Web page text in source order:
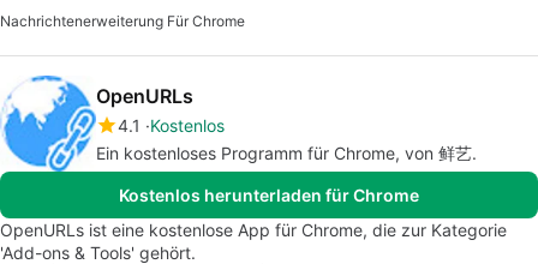
Nachrichtenerweiterung Für Chrome
OpenURLs
4.1
Kostenlos
Ein kostenloses Programm für Chrome, von 鲜艺.
Kostenlos herunterladen für Chrome
OpenURLs ist eine kostenlose App für Chrome, die zur Kategorie
'Add-ons & Tools' gehört.